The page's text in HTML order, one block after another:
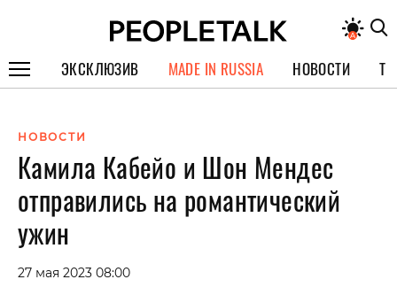
ЭКСКЛЮЗИВ
СПЕЦПРОЕКТЫ
ИНТЕРВЬЮ
ПОКОЛЕНИЕ
MADE IN RUSSIA НОВОСТИ
НОВОСТИ
Камила Кабейо и Шон Мендес
отправились на романтический
ужин
27 мая 2023 08:00